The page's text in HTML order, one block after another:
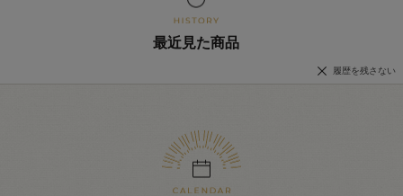
最近見た商品
履歴を残さない